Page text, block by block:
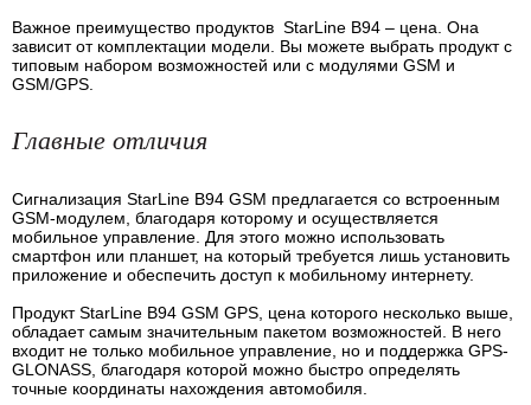
Важное преимущество продуктов StarLine B94 – цена. Она
зависит от комплектации модели. Вы можете выбрать продукт с
типовым набором возможностей или с модулями GSM и
GSM/GPS.
Главные отличия
Сигнализация StarLine B94 GSM предлагается со встроенным
GSM-модулем, благодаря которому и осуществляется
мобильное управление. Для этого можно использовать
смартфон или планшет, на который требуется лишь установить
приложение и обеспечить доступ к мобильному интернету.
Продукт StarLine B94 GSM GPS, цена которого несколько выше,
обладает самым значительным пакетом возможностей. В него
входит не только мобильное управление, но и поддержка GPS-
GLONASS, благодаря которой можно быстро определять
точные координаты нахождения автомобиля.